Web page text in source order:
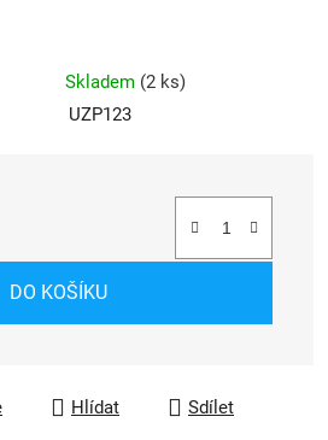
Skladem (2 ks)
UZP123
DO KOŠÍKU
Hlídat Sdílet